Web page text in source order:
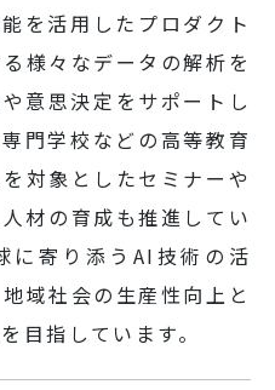
を活用したプロダクト
様々なデータの解析を
意思決定をサポートし
門学校などの高等教育
対象としたセミナーや
材の育成も推進してい
に寄り添うAI技術の活
域社会の生産性向上と
目指しています。